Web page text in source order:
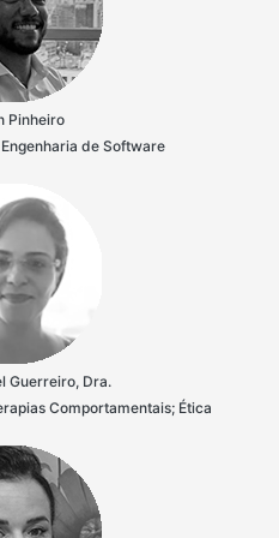
Pinheiro
de Software
Guerreiro, Dra.
Comportamentais; Ética